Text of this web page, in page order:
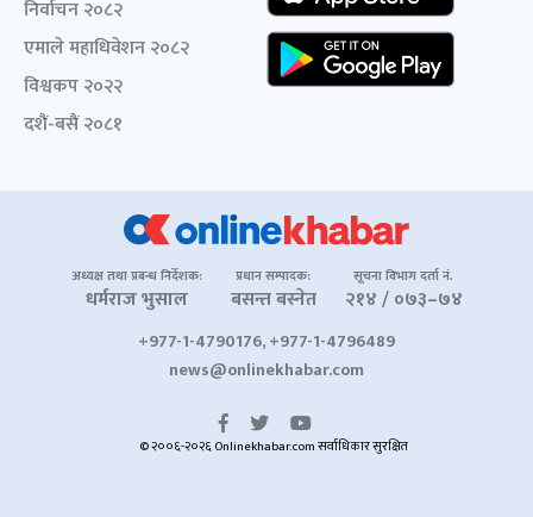
निर्वाचन २०८२
एमाले महाधिवेशन २०८२
विश्वकप २०२२
दशैं-बसैं २०८१
अध्यक्ष तथा प्रबन्ध निर्देशक:
धर्मराज भुसाल
प्रधान सम्पादक:
बसन्त बस्नेत
सूचना विभाग दर्ता नं.
२१४ / ०७३–७४
+977-1-4790176, +977-1-4796489
news@onlinekhabar.com
© २००६-२०२६ Onlinekhabar.com सर्वाधिकार सुरक्षित